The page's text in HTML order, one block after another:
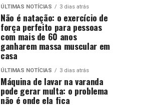
ÚLTIMAS NOTÍCIAS 3 dias atrás
Não é natação: o exercício de
força perfeito para pessoas
com mais de 60 anos
ganharem massa muscular em
casa
ÚLTIMAS NOTÍCIAS 3 dias atrás
Máquina de lavar na varanda
pode gerar multa: o problema
não é onde ela fica